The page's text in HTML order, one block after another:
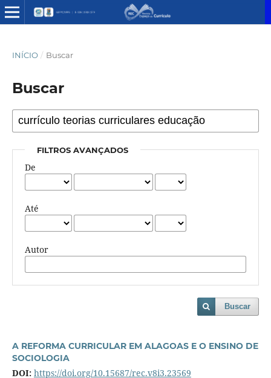
INÍCIO / Buscar
Buscar
FILTROS AVANÇADOS
De
Até
Autor
Buscar
A REFORMA CURRICULAR EM ALAGOAS E O ENSINO DE
SOCIOLOGIA
DOI: https://doi.org/10.15687/rec.v8i3.23569